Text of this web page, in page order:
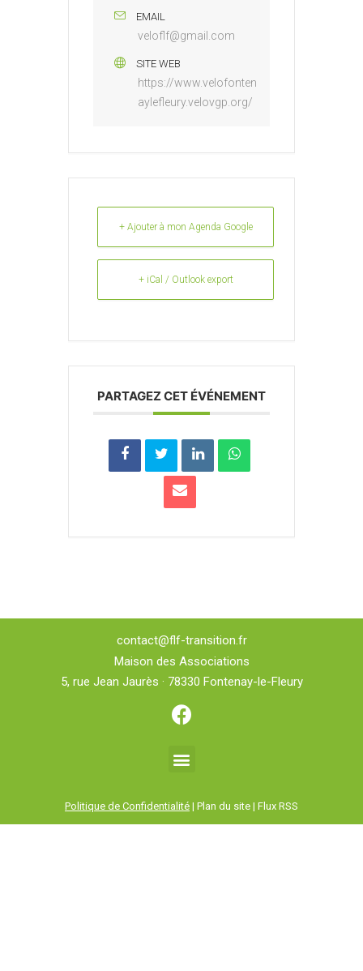
EMAIL
veloflf@gmail.com
SITE WEB
https://www.velofonten
aylefleury.velovgp.org/
+ Ajouter à mon Agenda Google
+ iCal / Outlook export
PARTAGEZ CET ÉVÉNEMENT
contact@flf-transition.fr
Maison des Associations
5, rue Jean Jaurès · 78330 Fontenay-le-Fleury
Politique de Confidentialité | Plan du site | Flux RSS